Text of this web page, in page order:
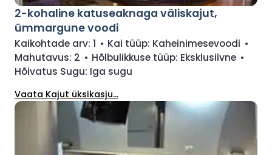
2-kohaline katuseaknaga väliskajut,
ümmargune voodi
Kaikohtade arv: 1 • Kai tüüp: Kaheinimesevoodi •
Mahutavus: 2 • Hõlbulikkuse tüüp: Eksklusiivne •
Hõivatus Sugu: Iga sugu
Vaata Kajut üksikasju...